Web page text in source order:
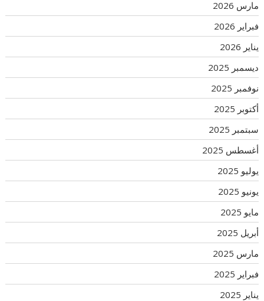
مارس 2026
فبراير 2026
يناير 2026
ديسمبر 2025
نوفمبر 2025
أكتوبر 2025
سبتمبر 2025
أغسطس 2025
يوليو 2025
يونيو 2025
مايو 2025
أبريل 2025
مارس 2025
فبراير 2025
يناير 2025